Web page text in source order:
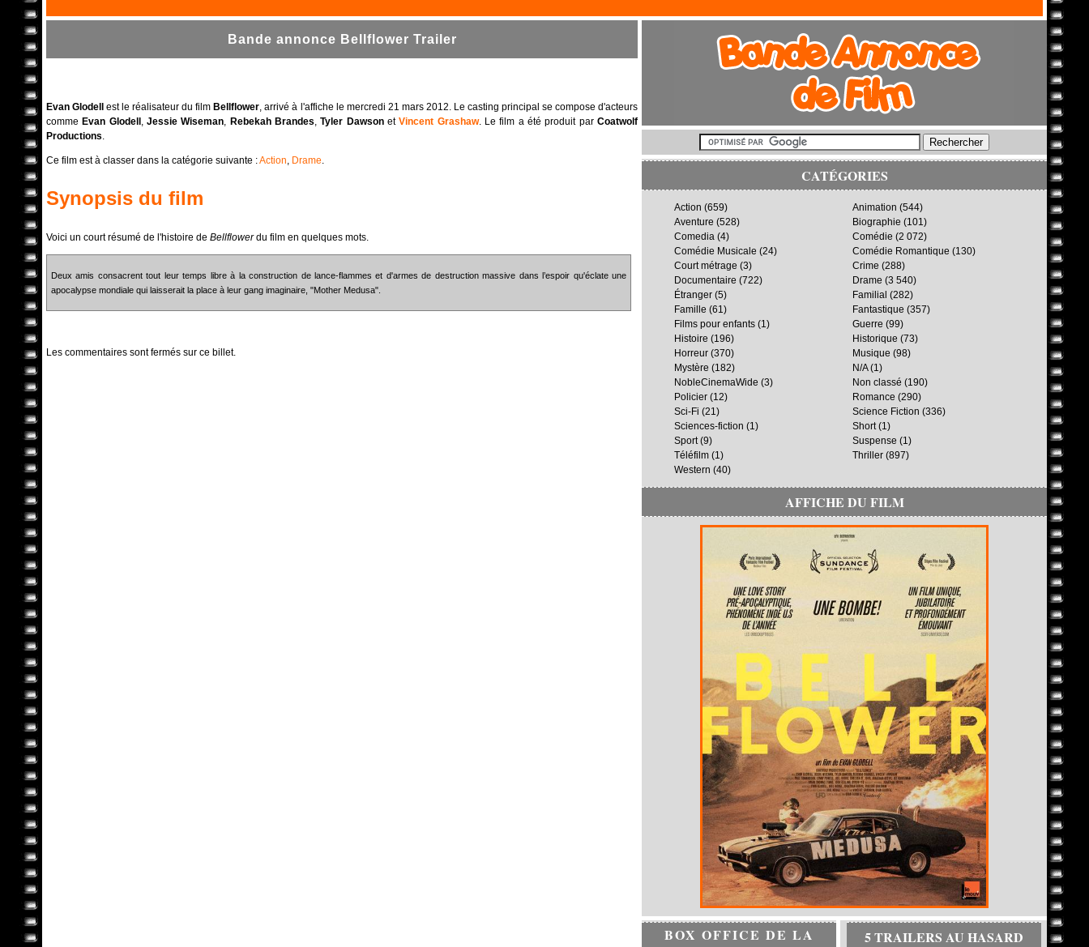
Bande annonce Bellflower Trailer
Evan Glodell est le réalisateur du film Bellflower, arrivé à l'affiche le mercredi 21 mars 2012. Le casting principal se compose d'acteurs
comme Evan Glodell ,Jessie Wiseman, Rebekah Brandes,Tyler DawsonetVincent Grashaw. Le film a été produit parCoatwolf
Productions.
Ce film est à classer dans la catégorie suivante :Action, Drame.
Synopsis du film
Voici un court résumé de l'histoire de Bellflowerdu film en quelques mots.
Deux amis consacrent tout leur temps libre à la construction de lance-flammes et d'armes de destruction massive dans l’espoir qu'éclate une
apocalypse mondiale qui laisserait la place à leur gang imaginaire, "Mother Medusa".
Les commentaires sont fermés sur ce billet.
CATÉGORIES
Action (659) Animation (544)
Aventure (528) Biographie (101)
Comedia (4) Comédie (2 072)
Comédie Musicale (24) Comédie Romantique (130)
Court métrage (3) Crime (288)
Documentaire (722) Drame (3 540)
Étranger (5) Familial (282)
Famille (61) Fantastique (357)
Films pour enfants (1) Guerre (99)
Histoire (196) Historique (73)
Horreur (370) Musique (98)
Mystère (182) N/A(1)
NobleCinemaWide (3) Non classé (190)
Policier (12) Romance (290)
Sci-Fi (21) Science Fiction (336)
Sciences-fiction (1) Short(1)
Sport(9) Suspense (1)
Téléfilm (1) Thriller (897)
Western (40)
AFFICHE DU FILM
BOX OFFICE DE LA
5 TRAILERS AU HASARD